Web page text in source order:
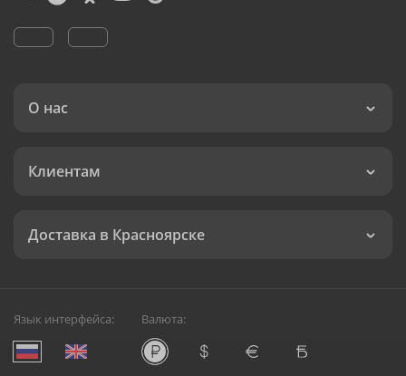
О нас
Клиентам
Доставка в Красноярске
Язык интерфейса: Валюта: